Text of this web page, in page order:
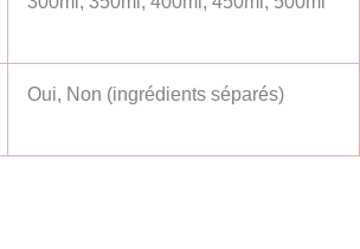
Oui, Non (ingrédients séparés)